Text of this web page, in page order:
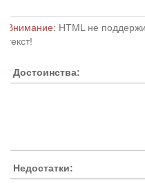
Внимание: HTML не
текст!
Достоинства:
Недостатки: